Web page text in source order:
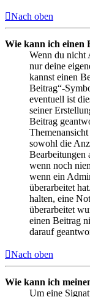
Nach oben
Wie kann ich einen
Wenn du nicht
nur deine
kannst einen
Beitrag“-
eventuell ist
seiner
Beitrag
sowohl die
Bearbeitungen
wenn noch
wenn ein
überarbeitet
halten, eine
überarbeitet
einen Beitrag
darauf
Nach oben
Wie kann ich
Um eine